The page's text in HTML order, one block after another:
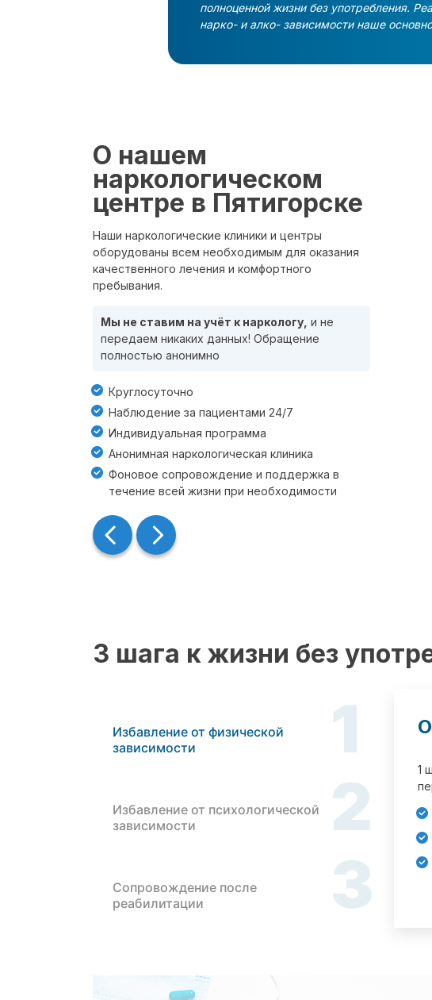
полноценной жизни без употребления.
нарко- и алко- зависимости наше
О нашем
наркологическом
центре в Пятигорске
Наши наркологические клиники и центры
оборудованы всем необходимым для оказания
качественного лечения и комфортного
пребывания.
Мы не ставим на учёт к наркологу, и не
передаем никаких данных! Обращение
полностью анонимно
Круглосуточно
Наблюдение за пациентами 24/7
Индивидуальная программа
Анонимная наркологическая клиника
Фоновое сопровождение и поддержка в
течение всей жизни при необходимости
3 шага к жизни без
Избавление от физической
зависимости
1
Избавление от психологической
зависимости
2
Сопровождение после
реабилитации
3
1